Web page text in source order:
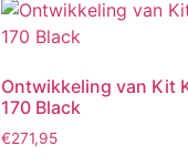
Ontwikkeling van Kit
170 Black
€271,95